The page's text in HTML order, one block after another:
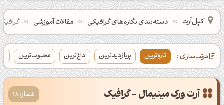
کپل‌آرت دسته‌بندی‌ نگاره‌های گرافیکی مقالات آموزشی
مرتب‌سازی : تازه‌ترین پربازدیدترین داغ‌ترین محبوب‌ترین
آرت ورک مینیمال - گرافیک شمار: 18